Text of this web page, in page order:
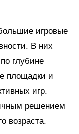
игровые
В них
глубине
площадки и
игр.
решением
возраста.